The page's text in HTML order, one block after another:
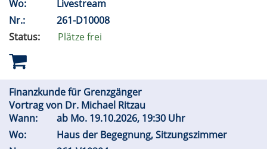
Wo:
Livestream
Nr.:
261-D10008
Status:
Plätze frei
Finanzkunde für Grenzgänger
Vortrag von Dr. Michael Ritzau
Wann:
ab Mo. 19.10.2026, 19:30 Uhr
Wo:
Haus der Begegnung, Sitzungszimmer